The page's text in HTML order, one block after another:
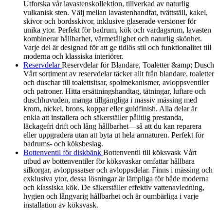
Utforska vår lavastenskollektion, tillverkad av naturlig
vulkanisk sten. Välj mellan lavastenhandfat, tvättställ, kakel,
skivor och bordsskivor, inklusive glaserade versioner för
unika ytor. Perfekt för badrum, kök och vardagsrum, lavasten
kombinerar hållbarhet, värmetålighet och naturlig skönhet.
Varje del är designad för att ge tidlös stil och funktionalitet till
moderna och klassiska interiörer.
ReservdelarReservdelar för Blandare, Toaletter &amp; Dusch
Vårt sortiment av reservdelar täcker allt från blandare, toaletter
och duschar till toalettsitsar, spolmekanismer, avloppsventiler
och patroner. Hitta ersättningshandtag, tätningar, luftare och
duschhuvuden, många tillgängliga i massiv mässing med
krom, nickel, brons, koppar eller guldfinish. Alla delar är
enkla att installera och säkerställer pålitlig prestanda,
läckagefri drift och lång hållbarhet—så att du kan reparera
eller uppgradera utan att byta ut hela armaturen. Perfekt för
badrums- och köksbeslag.
Bottenventil för diskbänk Bottenventil till köksvask Vårt
utbud av bottenventiler för köksvaskar omfattar hållbara
silkorgar, avloppssatser och avloppsdelar. Finns i mässing och
exklusiva ytor, dessa lösningar är lämpliga för både moderna
och klassiska kök. De säkerställer effektiv vattenavledning,
hygien och långvarig hållbarhet och är oumbärliga i varje
installation av köksvask.